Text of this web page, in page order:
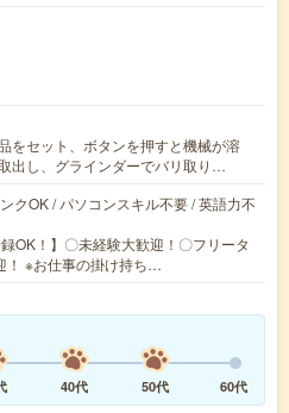
をセット、ボタンを押すと機械が溶
出し、グラインダーでバリ取り…
クOK / パソコンスキル不要 / 英語力不
OK！】〇未経験大歓迎！〇フリータ
※お仕事の掛け持ち…
40代 50代 60代